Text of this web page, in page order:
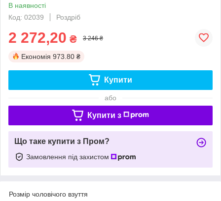
В наявності
Код: 02039
Роздріб
2 272,20 ₴ 3 246 ₴
Економія 973.80 ₴
Купити
або
Купити з
Що таке купити з Пром?
Замовлення під захистом
Розмір чоловічого взуття